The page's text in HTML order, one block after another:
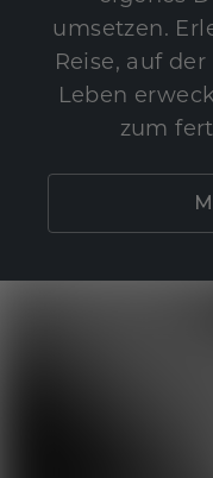
umsetzen.
Reise, auf
Leben
zum